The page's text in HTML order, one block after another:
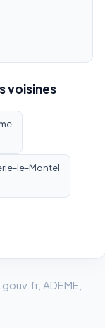
voisines
le-Montel
ADEME,